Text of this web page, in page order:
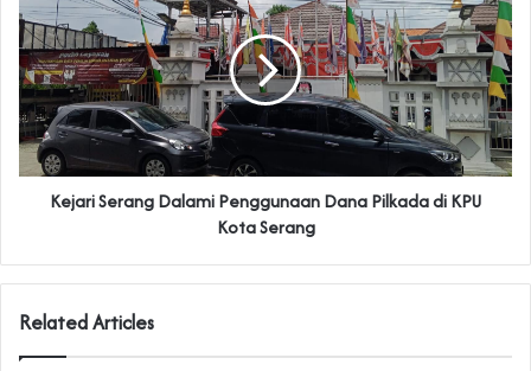
‎Kejari Serang Dalami Penggunaan Dana Pilkada di KPU
Kota Serang
Related Articles